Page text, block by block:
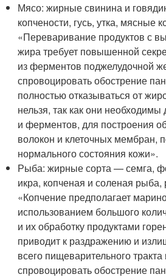
Мясо: жирные свинина и
копчености, гусь, утка, мясные
«Переваривание продуктов с
жира требует повышенной
из ферментов поджелудочной
спровоцировать обострение
полностью отказываться от
нельзя, так как они необходимы
и ферментов, для построения
волокон и клеточных мембран,
нормального состояния кожи».
Рыба: жирные сорта — семга,
икра, копченая и соленая
«Копчение предполагает
использованием большого
и их обработку продуктами
приводит к раздражению и
всего пищеварительного
спровоцировать обострение